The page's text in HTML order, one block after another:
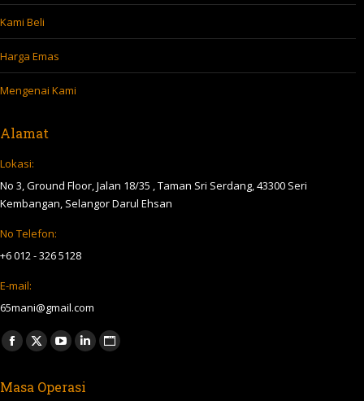
Kami Beli
Harga Emas
Mengenai Kami
Alamat
Lokasi:
No 3, Ground Floor, Jalan 18/35 , Taman Sri Serdang, 43300 Seri
Kembangan, Selangor Darul Ehsan
No Telefon:
+6 012 - 326 5128
E-mail:
65mani@gmail.com
Find us on:
Facebook
opens
X
opens
YouTube
opens
Linkedin
opens
Website
Masa Operasi